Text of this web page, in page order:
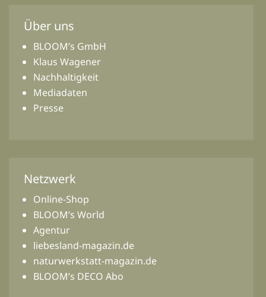
Über uns
BLOOM’s GmbH
Klaus Wagener
Nachhaltigkeit
Mediadaten
Presse
Netzwerk
Online-Shop
BLOOM’s World
Agentur
liebesland-magazin.de
naturwerkstatt-magazin.de
BLOOM’s DECO Abo